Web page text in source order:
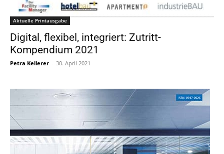
Aktuelle Printausgabe
Digital, flexibel, integriert: Zutritt-
Kompendium 2021
Petra Kellerer - 30. April 2021